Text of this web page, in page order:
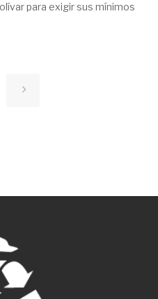
para exigir sus mínimos